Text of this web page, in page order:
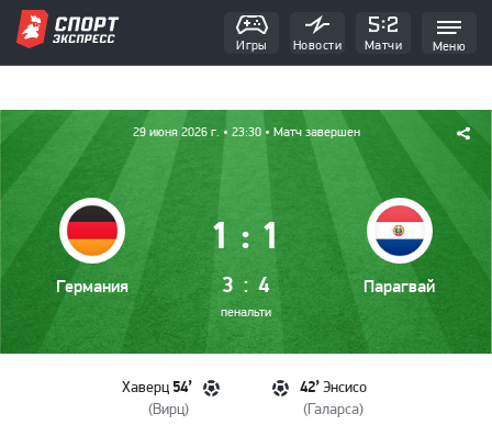
Игры Новости Матчи Меню
29 июня 2026 г. • 23:30 • Матч завершен
1 : 1
Германия 3 : 4
пенальти
Парагвай
Хаверц 54’
(Вирц)
Энсисо
42’
(Галарса)